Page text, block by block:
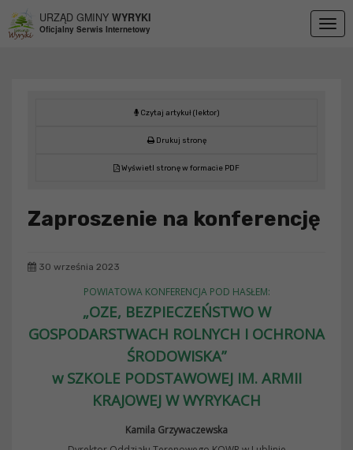
URZĄD GMINY WYRYKI
Oficjalny Serwis Internetowy
Czytaj artykuł (lektor)
Drukuj stronę
Wyświetl stronę w formacie PDF
Zaproszenie na konferencję
30 września 2023
POWIATOWA KONFERENCJA POD HASŁEM:
„OZE, BEZPIECZEŃSTWO W
GOSPODARSTWACH ROLNYCH I OCHRONA
ŚRODOWISKA”
w SZKOLE PODSTAWOWEJ IM. ARMII
KRAJOWEJ W WYRYKACH
Kamila Grzywaczewska